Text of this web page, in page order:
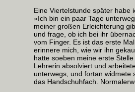
Eine Viertelstunde später habe
»Ich bin ein paar Tage
meiner großen Erleichterung
und frage, ob ich bei ihr
vom Finger. Es ist das erste
erinnere mich, wie wir ihn
hatte soeben meine erste
Lehrerin absolviert und
unterwegs, und fortan widmete
das Handschuhfach.